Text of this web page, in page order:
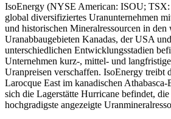
IsoEnergy (NYSE American: ISOU; TSX:
global diversifiziertes Uranunternehmen
und historischen Mineralressourcen in den
Uranabbaugebieten Kanadas, der USA
unterschiedlichen Entwicklungsstadien
Unternehmen kurz-, mittel- und
Uranpreisen verschaffen. IsoEnergy treibt
Larocque East im kanadischen
sich die Lagerstätte Hurricane befindet,
hochgradigste angezeigte